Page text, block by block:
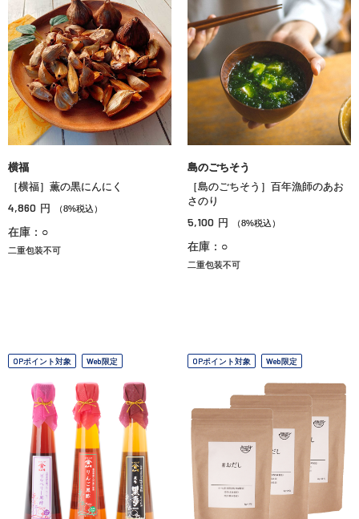
横福
［横福］薫の黒にんにく
4,860 円 （8%税込）
在庫：○
二重包装不可
島のごちそう
［島のごちそう］百年漁師のあお
さのり
5,100 円 （8%税込）
在庫：○
二重包装不可
OPポイント対象 Web限定 OPポイント対象 Web限定